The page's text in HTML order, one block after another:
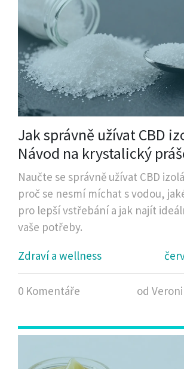
Jak správně užívat CBD
Návod na krystalický
Naučte se správně užívat CBD
proč se nesmí míchat s vodou,
pro lepší vstřebání a jak najít
vaše potřeby.
Zdraví a wellness
0 Komentáře od